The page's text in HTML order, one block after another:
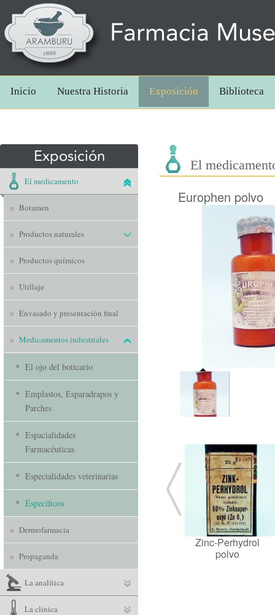
Farmacia
Inicio Nuestra Historia Exposición Biblioteca
Exposición
El medicamento
Botamen
Productos naturales
Productos químicos
Utillaje
Envasado y presentación final
Medicamentos industriales
El ojo del boticario
Emplastos, Esparadrapos y
Parches
Espacialidades
Farmacéuticas
Especialidades veterinarias
Específicos
Dermofarmacia
Propaganda
La analítica
La clínica
El
Europhen polvo
Zinc-Perhydrol